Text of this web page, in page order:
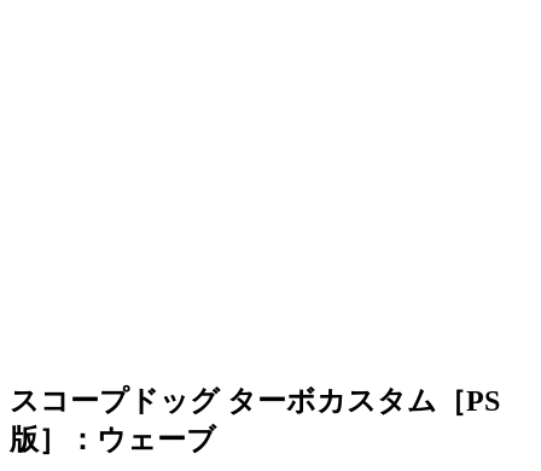
スコープドッグ ターボカスタム［PS
版］：ウェーブ